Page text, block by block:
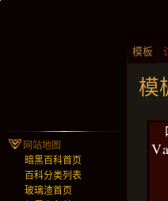
模
模板
网站地图
暗黑百科首页
百科分类列表
玻璃渣首页